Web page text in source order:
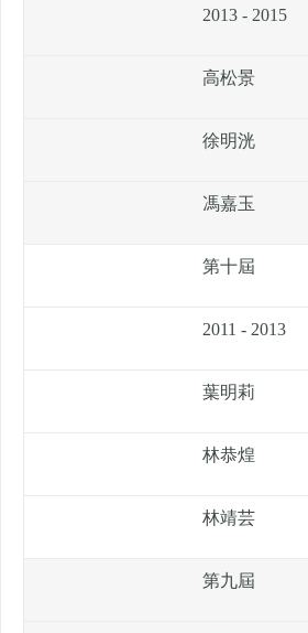
2013 - 2015
高松景
徐明洸
馮嘉玉
第十屆
2011 - 2013
葉明莉
林恭煌
林靖芸
第九屆